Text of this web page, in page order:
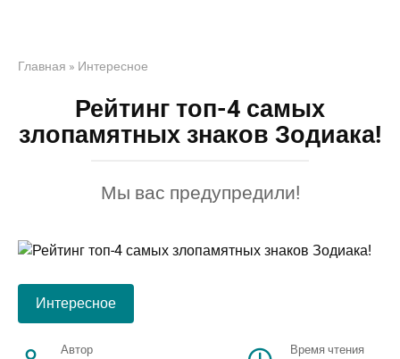
Главная » Интересное
Рейтинг топ-4 самых
злопамятных знаков Зодиака!
Мы вас предупредили!
Интересное
Автор Время чтения